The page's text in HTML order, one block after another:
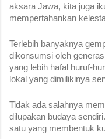
aksara Jawa, kita juga
mempertahankan
Terlebih banyaknya
dikonsumsi oleh
yang lebih hafal huruf-
lokal yang dimilikinya
Tidak ada salahnya
dilupakan budaya
satu yang membentuk